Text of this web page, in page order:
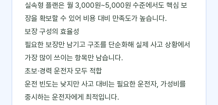
실속형 플랜은 월 3,000원~5,000원 수준에서도 핵심 보
장을 확보할 수 있어 비용 대비 만족도가 높습니다.
보장 구성의 효율성
필요한 보장만 남기고 구조를 단순화해 실제 사고 상황에서
가장 많이 쓰이는 항목만 남습니다.
초보·경력 운전자 모두 적합
운전 빈도는 낮지만 사고 대비는 필요한 운전자, 가성비를
중시하는 운전자에게 최적입니다.